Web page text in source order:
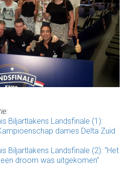
Biljartlakens Landsfinale (1):
dames Delta Zuid
Biljartlakens Landsfinale (2): “Het
droom was uitgekomen”